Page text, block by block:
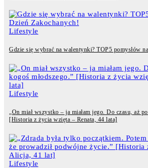
Lifestyle
Gdzie się wybrać na walentynki? TOP5 pomysłów
Lifestyle
„On miał wszystko – ja miałam jego. Do czasu, aż
[Historia z życia wzięta – Renata, 44 lata]
Lifestyle